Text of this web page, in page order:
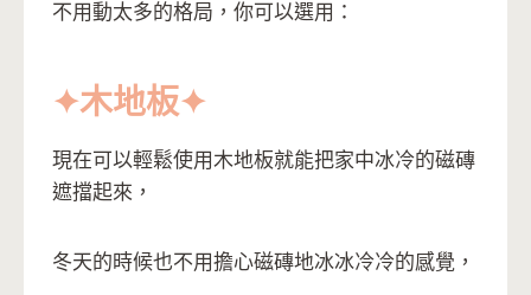
不用動太多的格局，你可以選用：
✦木地板✦
現在可以輕鬆使用木地板就能把家中冰冷的磁磚
遮擋起來，
冬天的時候也不用擔心磁磚地冰冰冷冷的感覺，